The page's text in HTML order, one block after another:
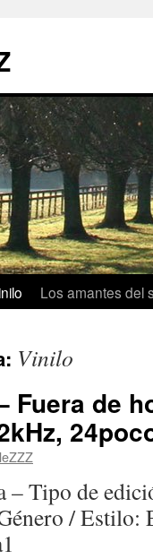
Los amantes del
Vinilo
Fuera de
– Tipo de
/ Estilo: